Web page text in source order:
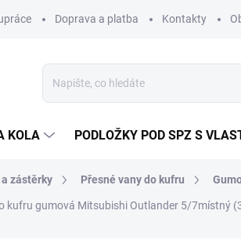
Doprava a platba Kontakty
KOLA PODLOŽKY POD SPZ S
zástěrky Přesné vany do kufru
kufru gumová Mitsubishi Outlander 5/7místný